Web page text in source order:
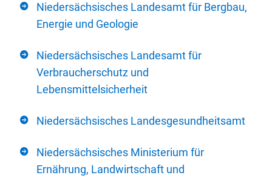
Niedersächsisches Landesamt für Bergbau,
Energie und Geologie
Niedersächsisches Landesamt für
Verbraucherschutz und
Lebensmittelsicherheit
Niedersächsisches Landesgesundheitsamt
Niedersächsisches Ministerium für
Ernährung, Landwirtschaft und